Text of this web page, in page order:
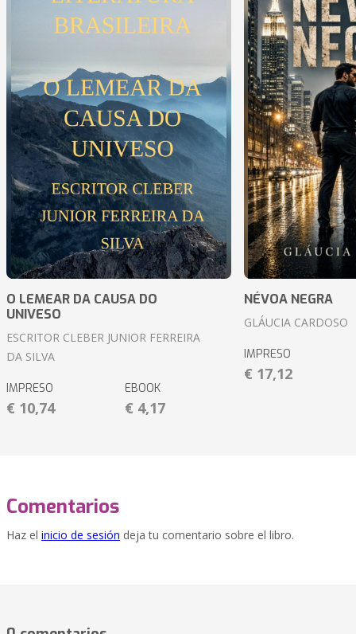
O LEMEAR DA CAUSA DO
UNIVESO
ESCRITOR CLEBER JUNIOR FERREIRA
DA SILVA
IMPRESO
€ 10,74
EBOOK
€ 4,17
NÉVOA NEGRA
GLÁUCIA CARDOSO
IMPRESO
€ 17,12
Comentarios
Haz el inicio de sesión deja tu comentario sobre el libro.